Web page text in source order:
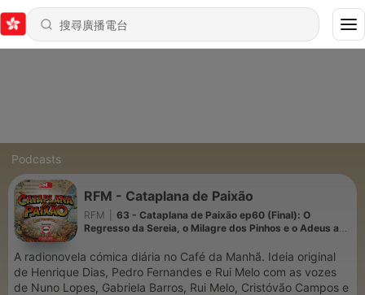
Podcasts
RFM - Cataplana de Paixão
RFM
63 - Cataplana de Paixão ep60 (Final): O
Regresso da Sereia, o Milagre dos Pinhos e o Adeus a
A radionovela cómica diária no Café da Manhã. Ideia original
de Henrique Dias, Pedro Fernandes e Rui Melo com as vozes
de Nuno Lopes, Gabriela Barros, Rui Melo, Cristóvão Campos e